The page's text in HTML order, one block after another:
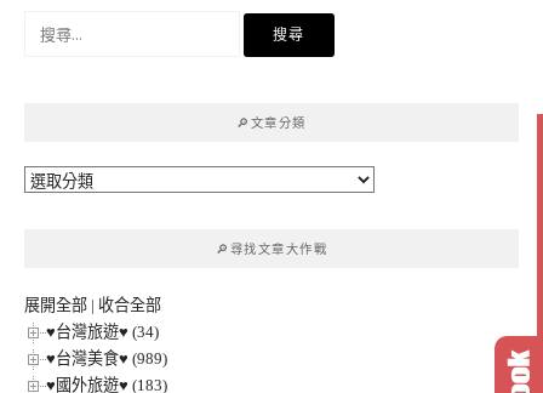
🔎文章分類
🔎
🔎尋找文章大作戰
展開全部 | 收合全部
♥台灣旅遊♥ (34)
♥台灣美食♥ (989)
♥國外旅遊♥ (183)